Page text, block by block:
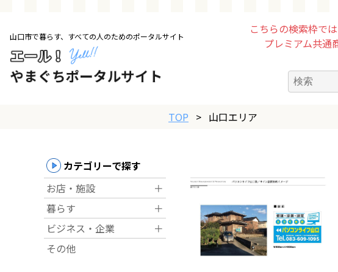
山口市で暮らす、すべての人のためのポータルサイト
こちらの検索枠で
プレミアム共通
暮らす
求人情報
TOP > 山口エリア
カテゴリーで探す
お店・施設
＋
暮らす
＋
ビジネス・企業
＋
その他